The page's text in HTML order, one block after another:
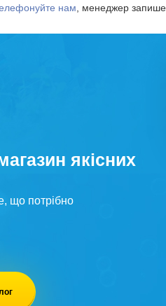
нам, менеджер запише
якісних
що потрібно